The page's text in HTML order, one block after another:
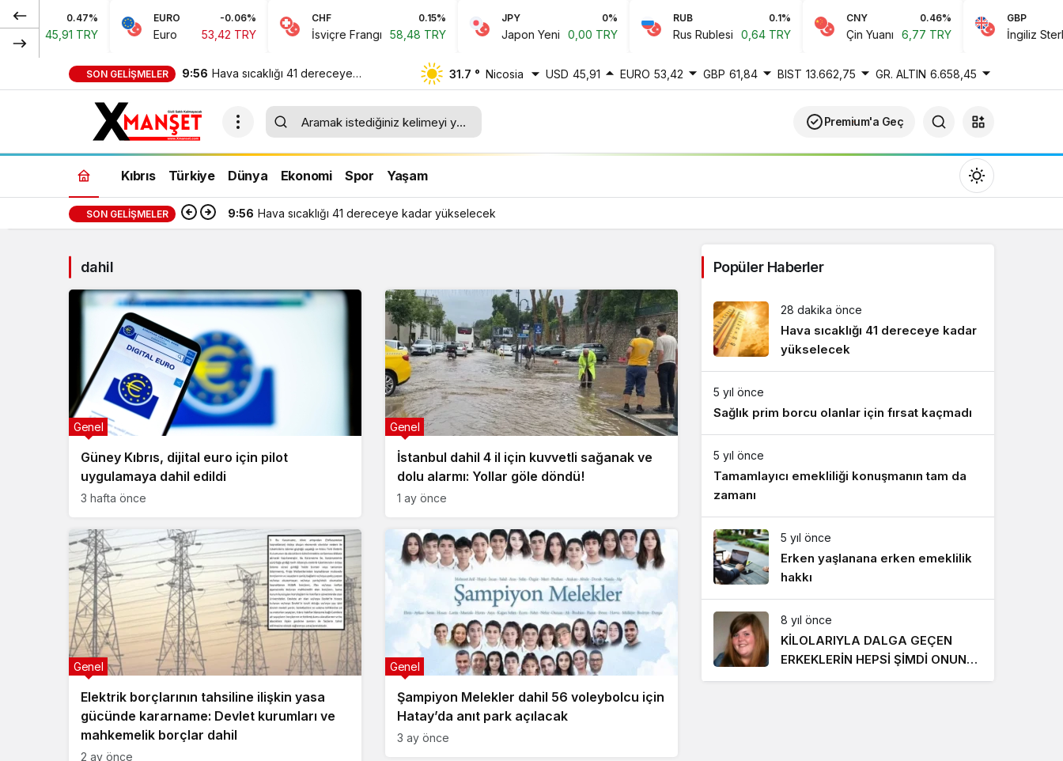
0.47%
TRY
EURO -0.06%
Euro 53,42 TRY
CHF
İsviçre Frangı 58,48 TRY
JPY
Japon Yeni 0,00 TRY
RUB
Rus Rublesi 0,64 TRY
CNY
Çin Yuanı 6,77 TRY
GBP
İngiliz Sterlini
SON GELIŞMELER 9:56 Hava sıcaklığı 41 dereceye
kadar yükselecek
31.7 ° Nicosia USD 45,91 EURO 53,42 GBP 61,84 BIST 13.662,75 GR. ALTIN 6.658,45
Premium'a Geç
Kıbrıs Türkiye Dünya Ekonomi Spor Yaşam
Gündüz modunu seçin.
SON GELIŞMELER 9:56 Hava sıcaklığı 41 dereceye kadar yükselecek
dahil
Güney Kıbrıs, dijital euro için pilot
uygulamaya dahil edildi
Genel
3 hafta önce
İstanbul dahil 4 il için kuvvetli sağanak ve
dolu alarmı: Yollar göle döndü!
Genel
1 ay önce
Elektrik borçlarının tahsiline ilişkin yasa
gücünde kararname: Devlet kurumları ve
mahkemelik borçlar dahil
Genel
2 ay önce
Şampiyon Melekler dahil 56 voleybolcu için
Hatay’da anıt park açılacak
Genel
3 ay önce
Popüler Haberler
28 dakika önce
Hava sıcaklığı 41 dereceye kadar
yükselecek
5 yıl önce
Sağlık prim borcu olanlar için fırsat kaçmadı
5 yıl önce
Tamamlayıcı emekliliği konuşmanın tam da
zamanı
5 yıl önce
Erken yaşlanana erken emeklilik
hakkı
8 yıl önce
KİLOLARIYLA DALGA GEÇEN
ERKEKLERİN HEPSİ ŞİMDİ ONUN
PEŞİNDE! SON HALİ İNANILMAZ